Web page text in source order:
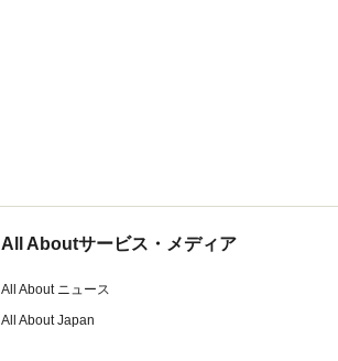
All Aboutサービス・メディア
All About ニュース
All About Japan